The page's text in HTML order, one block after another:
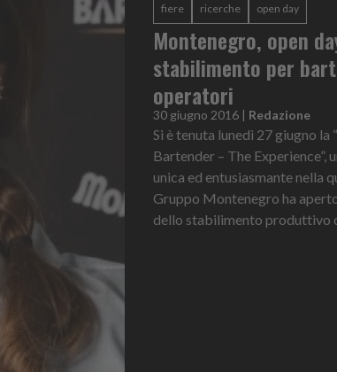
fiere ricerche open day
Montenegro, open
stabilimento per
operatori
30 giugno 2016 Redazione
Si è tenuta lunedì 27 giugno la
Bartender – The Experience”,
unica ed entusiasmante nella
Gruppo Montenegro ha
dello stabilimento produttivo